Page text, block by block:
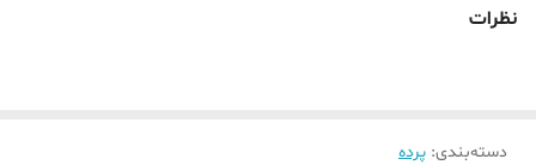
نظرات
دسته‌بندی: پرده